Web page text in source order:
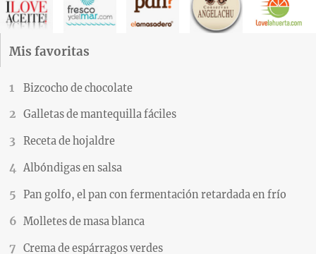
Mis favoritas
Bizcocho de chocolate
Galletas de mantequilla fáciles
Receta de hojaldre
Albóndigas en salsa
Pan golfo, el pan con fermentación retardada en frío
Molletes de masa blanca
Crema de espárragos verdes